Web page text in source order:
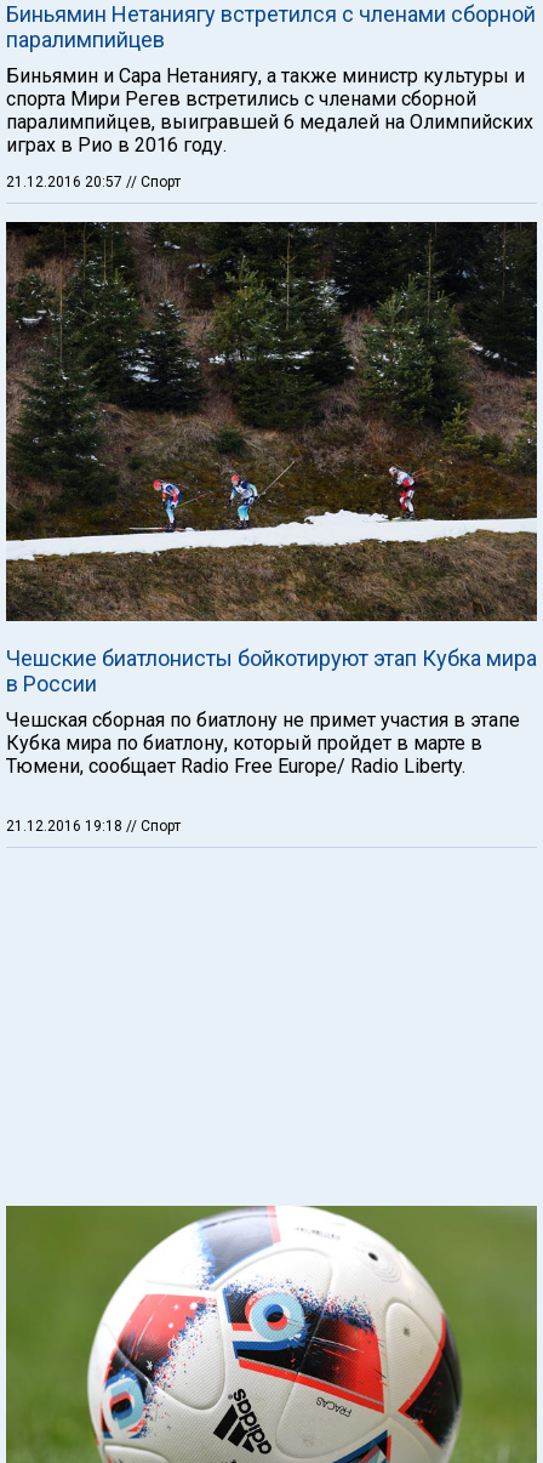
Биньямин Нетаниягу встретился с членами сборной
паралимпийцев
Биньямин и Сара Нетаниягу, а также министр культуры и
спорта Мири Регев встретились с членами сборной
паралимпийцев, выигравшей 6 медалей на Олимпийских
играх в Рио в 2016 году.
21.12.2016 20:57 // Спорт
Чешские биатлонисты бойкотируют этап Кубка мира
в России
Чешская сборная по биатлону не примет участия в этапе
Кубка мира по биатлону, который пройдет в марте в
Тюмени, сообщает Radio Free Europe/ Radio Liberty.
21.12.2016 19:18 // Спорт